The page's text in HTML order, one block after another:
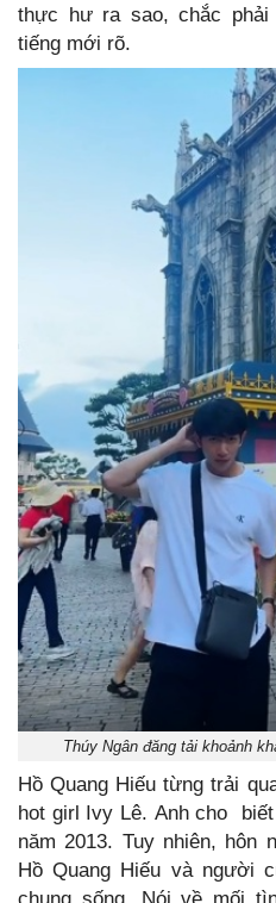
thực hư ra sao, chắc
tiếng mới rõ.
Thúy Ngân đăng tải khoảnh
Hồ Quang Hiếu từng trải
hot girl Ivy Lê. Anh cho
năm 2013. Tuy nhiên, hôn
Hồ Quang Hiếu và người